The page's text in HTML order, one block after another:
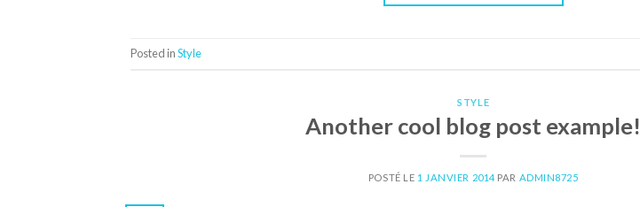
Posted inStyle
STYLE
Another cool blog post example!
POSTÉ LE 1 JANVIER 2014PAR ADMIN8725